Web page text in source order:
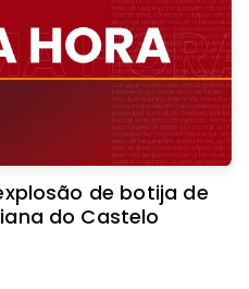
de botija de
do Castelo